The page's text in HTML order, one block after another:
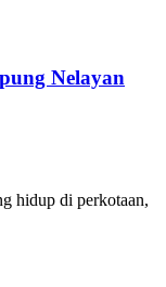
Nelayan
hidup di perkotaan,